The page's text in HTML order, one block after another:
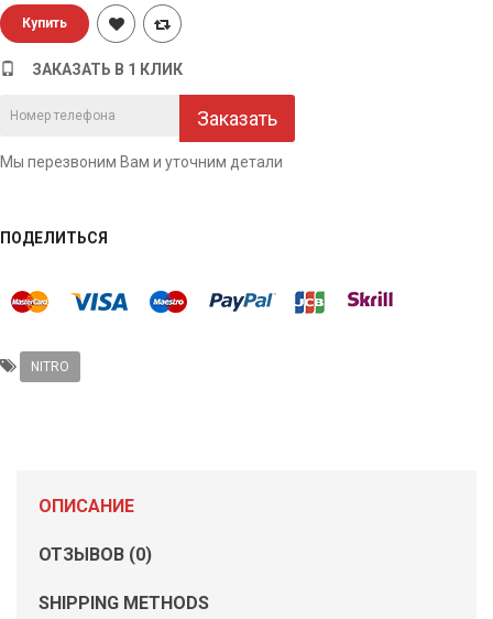
ЗАКАЗАТЬ В 1 КЛИК
Заказать
Мы перезвоним Вам и уточним детали
ПОДЕЛИТЬСЯ
NITRO
ОПИСАНИЕ
ОТЗЫВОВ (0)
SHIPPING METHODS